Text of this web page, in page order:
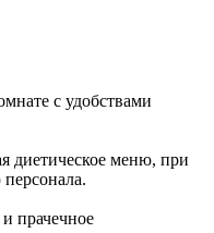
с удобствами
диетическое меню, при
прачечное